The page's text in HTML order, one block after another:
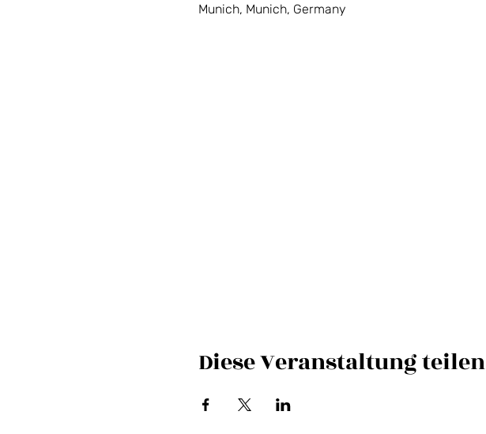
Munich, Munich, Germany
Diese Veranstaltung teilen